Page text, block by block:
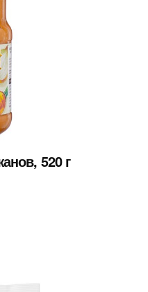
520 г